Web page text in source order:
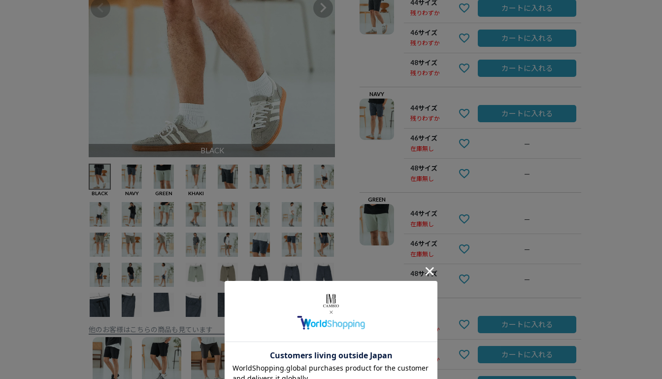
BLACK NAVY
BLACK NAVY GREEN KHAKI
他のお客様はこちらの商品も見ています
44サイズ
残りわずか
カートに入れる
46サイズ
残りわずか
カートに入れる
48サイズ
残りわずか
カートに入れる
NAVY
44サイズ
残りわずか
カートに入れる
46サイズ
在庫無し
—
48サイズ
在庫無し
—
GREEN
44サイズ
在庫無し
—
46サイズ
在庫無し
—
48サイズ
—
残りわずか
カートに入れる
残りわずか
カートに入れる